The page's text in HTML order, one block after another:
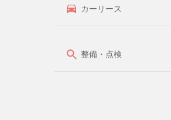
カーリース
整備・点検